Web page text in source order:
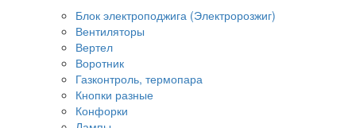
Блок электроподжига (Электророзжиг)
Вентиляторы
Вертел
Воротник
Газконтроль, термопара
Кнопки разные
Конфорки